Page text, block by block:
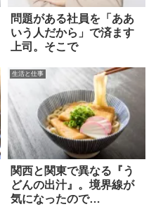
問題がある社員を「ああ
いう人だから」で済ます
上司。そこで
生活と仕事
関西と関東で異なる『う
どんの出汁』。境界線が
気になったので…